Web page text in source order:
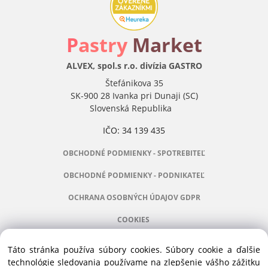
Pastry Market
ALVEX, spol.s r.o. divízia GASTRO
Štefánikova 35
SK-900 28 Ivanka pri Dunaji (SC)
Slovenská Republika
IČO: 34 139 435
OBCHODNÉ PODMIENKY - SPOTREBITEĽ
OBCHODNÉ PODMIENKY - PODNIKATEĽ
OCHRANA OSOBNÝCH ÚDAJOV GDPR
COOKIES
Táto stránka používa súbory cookies. Súbory cookie a ďalšie
technológie sledovania používame na zlepšenie vášho zážitku